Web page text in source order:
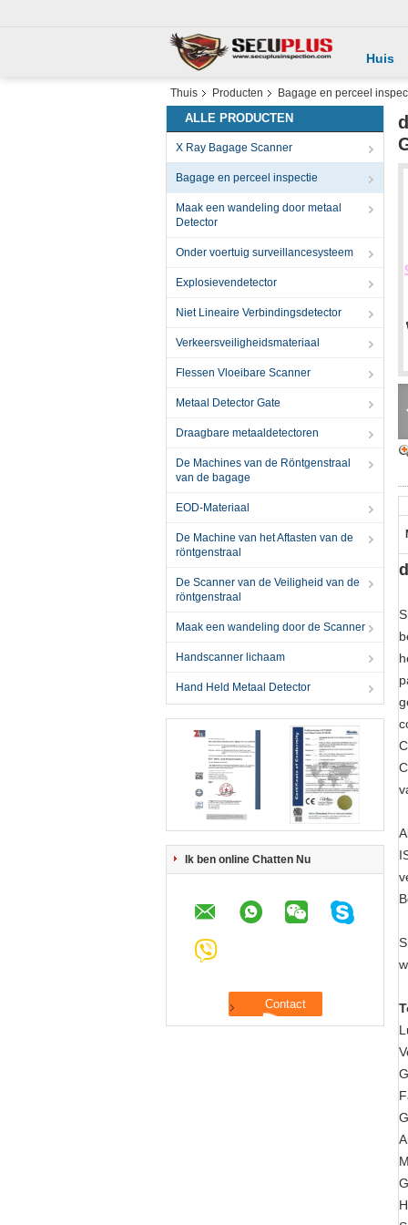
Huis
Thuis Producten Bagage en perceel
ALLE PRODUCTEN
X Ray Bagage Scanner
Bagage en perceel inspectie
Maak een wandeling door metaal
Detector
Onder voertuig surveillancesysteem
Explosievendetector
Niet Lineaire Verbindingsdetector
Verkeersveiligheidsmateriaal
Flessen Vloeibare Scanner
Metaal Detector Gate
Draagbare metaaldetectoren
De Machines van de Röntgenstraal
van de bagage
EOD-Materiaal
De Machine van het Aftasten van de
röntgenstraal
De Scanner van de Veiligheid van de
röntgenstraal
Maak een wandeling door de Scanner
Handscanner lichaam
Hand Held Metaal Detector
Ik ben online Chatten Nu